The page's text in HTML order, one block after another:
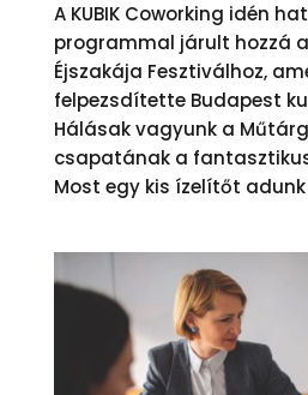
A KUBIK Coworking idén
programmal járult hozzá
Éjszakája Fesztiválhoz,
felpezsdítette Budapest
Hálásak vagyunk a
csapatának a
Most egy kis ízelítőt